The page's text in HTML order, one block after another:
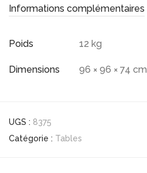
Informations complémentaires
Poids 12 kg
Dimensions 96 × 96 × 74 cm
UGS : 8375
Catégorie : Tables